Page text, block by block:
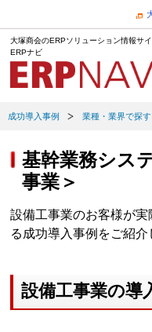
大塚商会のERPソリューション情報サイ
ERPナビ
成功導入事例 業種・業界で探す
基幹業務シス
事業＞
設備工事業のお客様が
る成功導入事例をご紹介
設備工事業の導